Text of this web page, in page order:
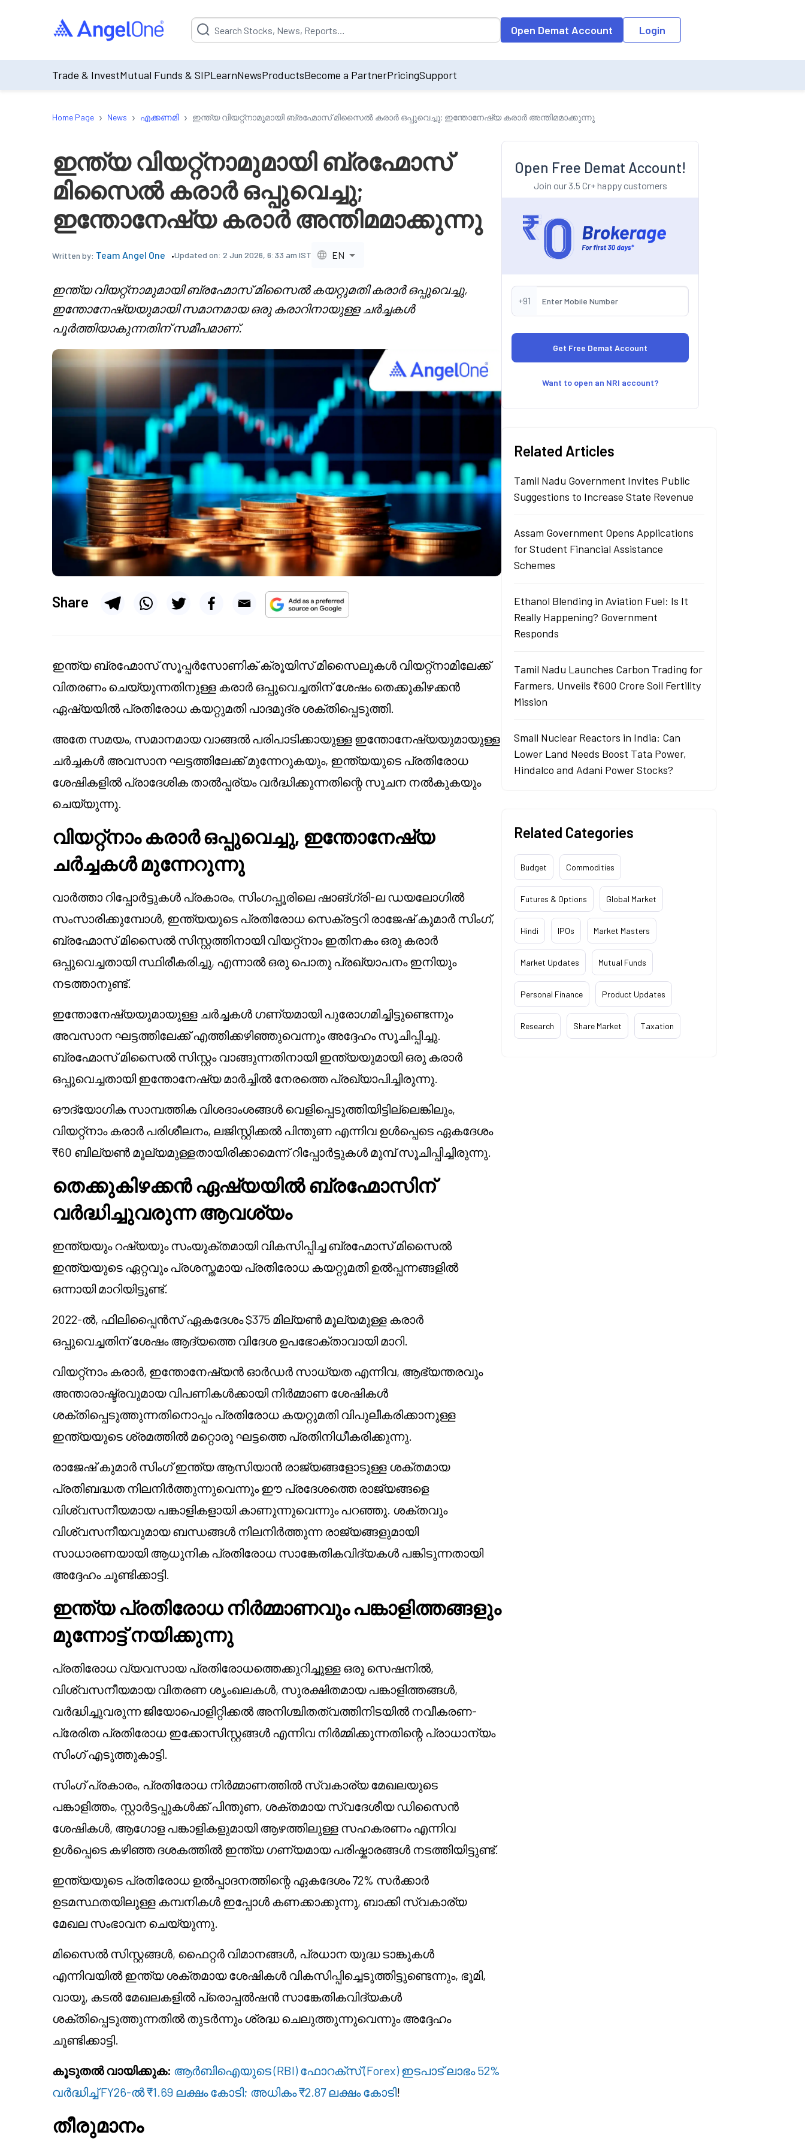
Suggestion will be populated by default on accessing the input field. On entering data into the input field, the suggestion list will be updated as per the
Open Demat Account Login
Trade & InvestMutual Funds & SIPLearnNewsProductsBecome a PartnerPricingSupport
Home Page › News › എക്കണമി › ഇന്ത്യ വിയറ്റ്നാമുമായി ബ്രഹ്മോസ് മിസൈൽ കരാർ ഒപ്പുവെച്ചു; ഇന്തോനേഷ്യ കരാർ അന്തിമമാക്കുന്നു
ഇന്ത്യ വിയറ്റ്നാമുമായി ബ്രഹ്മോസ്
മിസൈൽ കരാർ ഒപ്പുവെച്ചു;
ഇന്തോനേഷ്യ കരാർ അന്തിമമാക്കുന്നു
Written by: Team Angel One Updated on: 2 Jun 2026, 6:33 am IST EN
ഇന്ത്യ വിയറ്റ്നാമുമായി ബ്രഹ്മോസ് മിസൈൽ കയറ്റുമതി കരാർ ഒപ്പുവെച്ചു,
ഇന്തോനേഷ്യയുമായി സമാനമായ ഒരു കരാറിനായുള്ള ചർച്ചകൾ
പൂർത്തിയാകുന്നതിന് സമീപമാണ്.
Share
ഇന്ത്യ ബ്രഹ്മോസ് സൂപ്പർസോണിക് ക്രൂയിസ് മിസൈലുകൾ വിയറ്റ്നാമിലേക്ക്
വിതരണം ചെയ്യുന്നതിനുള്ള കരാർ ഒപ്പുവെച്ചതിന് ശേഷം തെക്കുകിഴക്കൻ
ഏഷ്യയിൽ പ്രതിരോധ കയറ്റുമതി പാദമുദ്ര ശക്തിപ്പെടുത്തി.
അതേ സമയം, സമാനമായ വാങ്ങൽ പരിപാടിക്കായുള്ള ഇന്തോനേഷ്യയുമായുള്ള
ചർച്ചകൾ അവസാന ഘട്ടത്തിലേക്ക് മുന്നേറുകയും, ഇന്ത്യയുടെ പ്രതിരോധ
ശേഷികളിൽ പ്രാദേശിക താൽപ്പര്യം വർദ്ധിക്കുന്നതിന്റെ സൂചന നൽകുകയും
ചെയ്യുന്നു.
വിയറ്റ്നാം കരാർ ഒപ്പുവെച്ചു, ഇന്തോനേഷ്യ
ചർച്ചകൾ മുന്നേറുന്നു
വാർത്താ റിപ്പോർട്ടുകൾ പ്രകാരം, സിംഗപ്പൂരിലെ ഷാങ്ഗ്രി-ല ഡയലോഗിൽ
സംസാരിക്കുമ്പോൾ, ഇന്ത്യയുടെ പ്രതിരോധ സെക്രട്ടറി രാജേഷ് കുമാർ സിംഗ്,
ബ്രഹ്മോസ് മിസൈൽ സിസ്റ്റത്തിനായി വിയറ്റ്നാം ഇതിനകം ഒരു കരാർ
ഒപ്പുവെച്ചതായി സ്ഥിരീകരിച്ചു, എന്നാൽ ഒരു പൊതു പ്രഖ്യാപനം ഇനിയും
നടത്താനുണ്ട്.
ഇന്തോനേഷ്യയുമായുള്ള ചർച്ചകൾ ഗണ്യമായി പുരോഗമിച്ചിട്ടുണ്ടെന്നും
അവസാന ഘട്ടത്തിലേക്ക് എത്തിക്കഴിഞ്ഞുവെന്നും അദ്ദേഹം സൂചിപ്പിച്ചു.
ബ്രഹ്മോസ് മിസൈൽ സിസ്റ്റം വാങ്ങുന്നതിനായി ഇന്ത്യയുമായി ഒരു കരാർ
ഒപ്പുവെച്ചതായി ഇന്തോനേഷ്യ മാർച്ചിൽ നേരത്തെ പ്രഖ്യാപിച്ചിരുന്നു.
ഔദ്യോഗിക സാമ്പത്തിക വിശദാംശങ്ങൾ വെളിപ്പെടുത്തിയിട്ടില്ലെങ്കിലും,
വിയറ്റ്നാം കരാർ പരിശീലനം, ലജിസ്റ്റിക്കൽ പിന്തുണ എന്നിവ ഉൾപ്പെടെ ഏകദേശം
₹60 ബില്യൺ മൂല്യമുള്ളതായിരിക്കാമെന്ന് റിപ്പോർട്ടുകൾ മുമ്പ് സൂചിപ്പിച്ചിരുന്നു.
തെക്കുകിഴക്കൻ ഏഷ്യയിൽ ബ്രഹ്മോസിന്
വർദ്ധിച്ചുവരുന്ന ആവശ്യം
ഇന്ത്യയും റഷ്യയും സംയുക്തമായി വികസിപ്പിച്ച ബ്രഹ്മോസ് മിസൈൽ
ഇന്ത്യയുടെ ഏറ്റവും പ്രശസ്തമായ പ്രതിരോധ കയറ്റുമതി ഉൽപ്പന്നങ്ങളിൽ
ഒന്നായി മാറിയിട്ടുണ്ട്.
2022-ൽ, ഫിലിപ്പൈൻസ് ഏകദേശം $375 മില്യൺ മൂല്യമുള്ള കരാർ
ഒപ്പുവെച്ചതിന് ശേഷം ആദ്യത്തെ വിദേശ ഉപഭോക്താവായി മാറി.
വിയറ്റ്നാം കരാർ, ഇന്തോനേഷ്യൻ ഓർഡർ സാധ്യത എന്നിവ, ആഭ്യന്തരവും
അന്താരാഷ്ട്രവുമായ വിപണികൾക്കായി നിർമ്മാണ ശേഷികൾ
ശക്തിപ്പെടുത്തുന്നതിനൊപ്പം പ്രതിരോധ കയറ്റുമതി വിപുലീകരിക്കാനുള്ള
ഇന്ത്യയുടെ ശ്രമത്തിൽ മറ്റൊരു ഘട്ടത്തെ പ്രതിനിധീകരിക്കുന്നു.
രാജേഷ് കുമാർ സിംഗ് ഇന്ത്യ ആസിയാൻ രാജ്യങ്ങളോടുള്ള ശക്തമായ
പ്രതിബദ്ധത നിലനിർത്തുന്നുവെന്നും ഈ പ്രദേശത്തെ രാജ്യങ്ങളെ
വിശ്വസനീയമായ പങ്കാളികളായി കാണുന്നുവെന്നും പറഞ്ഞു. ശക്തവും
വിശ്വസനീയവുമായ ബന്ധങ്ങൾ നിലനിർത്തുന്ന രാജ്യങ്ങളുമായി
സാധാരണയായി ആധുനിക പ്രതിരോധ സാങ്കേതികവിദ്യകൾ പങ്കിടുന്നതായി
അദ്ദേഹം ചൂണ്ടിക്കാട്ടി.
ഇന്ത്യ പ്രതിരോധ നിർമ്മാണവും പങ്കാളിത്തങ്ങളും
മുന്നോട്ട് നയിക്കുന്നു
പ്രതിരോധ വ്യവസായ പ്രതിരോധത്തെക്കുറിച്ചുള്ള ഒരു സെഷനിൽ,
വിശ്വസനീയമായ വിതരണ ശൃംഖലകൾ, സുരക്ഷിതമായ പങ്കാളിത്തങ്ങൾ,
വർദ്ധിച്ചുവരുന്ന ജിയോപൊളിറ്റിക്കൽ അനിശ്ചിതത്വത്തിനിടയിൽ നവീകരണ-
പ്രേരിത പ്രതിരോധ ഇക്കോസിസ്റ്റങ്ങൾ എന്നിവ നിർമ്മിക്കുന്നതിന്റെ പ്രാധാന്യം
സിംഗ് എടുത്തുകാട്ടി.
സിംഗ് പ്രകാരം, പ്രതിരോധ നിർമ്മാണത്തിൽ സ്വകാര്യ മേഖലയുടെ
പങ്കാളിത്തം, സ്റ്റാർട്ടപ്പുകൾക്ക് പിന്തുണ, ശക്തമായ സ്വദേശീയ ഡിസൈൻ
ശേഷികൾ, ആഗോള പങ്കാളികളുമായി ആഴത്തിലുള്ള സഹകരണം എന്നിവ
ഉൾപ്പെടെ കഴിഞ്ഞ ദശകത്തിൽ ഇന്ത്യ ഗണ്യമായ പരിഷ്കാരങ്ങൾ നടത്തിയിട്ടുണ്ട്.
ഇന്ത്യയുടെ പ്രതിരോധ ഉൽപ്പാദനത്തിന്റെ ഏകദേശം 72% സർക്കാർ
ഉടമസ്ഥതയിലുള്ള കമ്പനികൾ ഇപ്പോൾ കണക്കാക്കുന്നു, ബാക്കി സ്വകാര്യ
മേഖല സംഭാവന ചെയ്യുന്നു.
മിസൈൽ സിസ്റ്റങ്ങൾ, ഫൈറ്റർ വിമാനങ്ങൾ, പ്രധാന യുദ്ധ ടാങ്കുകൾ
എന്നിവയിൽ ഇന്ത്യ ശക്തമായ ശേഷികൾ വികസിപ്പിച്ചെടുത്തിട്ടുണ്ടെന്നും, ഭൂമി,
വായു, കടൽ മേഖലകളിൽ പ്രൊപ്പൽഷൻ സാങ്കേതികവിദ്യകൾ
ശക്തിപ്പെടുത്തുന്നതിൽ തുടർന്നും ശ്രദ്ധ ചെലുത്തുന്നുവെന്നും അദ്ദേഹം
ചൂണ്ടിക്കാട്ടി.
കൂടുതൽ വായിക്കുക: ആർബിഐയുടെ (RBI) ഫോറക്സ് (Forex) ഇടപാട് ലാഭം 52%
വർദ്ധിച്ച് FY26-ൽ ₹1.69 ലക്ഷം കോടി; അധികം ₹2.87 ലക്ഷം കോടി!
തീരുമാനം
Open Free Demat Account!
Join our 3.5 Cr+ happy customers
+91
Want to open an NRI account?
Related Articles
Tamil Nadu Government Invites Public
Suggestions to Increase State Revenue
Assam Government Opens Applications
for Student Financial Assistance
Schemes
Ethanol Blending in Aviation Fuel: Is It
Really Happening? Government
Responds
Tamil Nadu Launches Carbon Trading for
Farmers, Unveils ₹600 Crore Soil Fertility
Mission
Small Nuclear Reactors in India: Can
Lower Land Needs Boost Tata Power,
Hindalco and Adani Power Stocks?
Related Categories
Budget Commodities
Futures & Options Global Market
Hindi IPOs Market Masters
Market Updates Mutual Funds
Personal Finance Product Updates
Research Share Market Taxation